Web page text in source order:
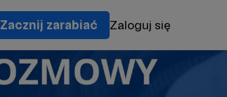
Zacznij zarabiać Zaloguj się